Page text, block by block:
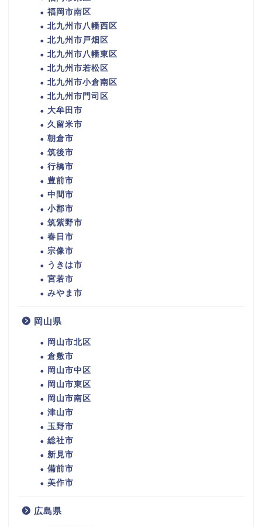
福岡市南区
北九州市八幡西区
北九州市戸畑区
北九州市八幡東区
北九州市若松区
北九州市小倉南区
北九州市門司区
大牟田市
久留米市
朝倉市
筑後市
行橋市
豊前市
中間市
小郡市
筑紫野市
春日市
宗像市
うきは市
宮若市
みやま市
岡山県
岡山市北区
倉敷市
岡山市中区
岡山市東区
岡山市南区
津山市
玉野市
総社市
新見市
備前市
美作市
広島県